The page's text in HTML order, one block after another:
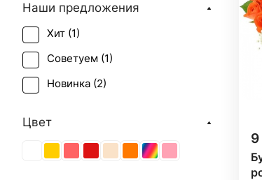
Наши предложения
Хит (1)
Советуем (1)
Новинка (2)
Цвет